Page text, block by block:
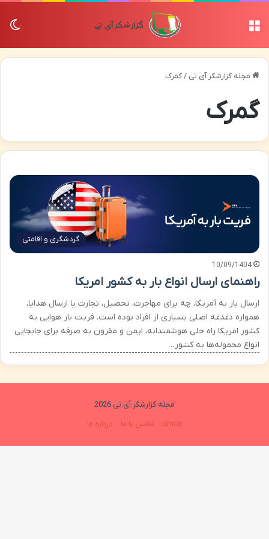
مجله گزارشگر آی تی /گمرک
گمرک
گردشگری و اقامتی
10/09/1404
راهنمای ارسال انواع بار به کشور امریکا
ارسال بار به آمریکا، چه برای مهاجرت، تحصیل، تجارت یا ارسال هدایا،
همواره دغدغه اصلی بسیاری از افراد بوده است. فریت بار هوایی به
کشور امریکا راه حلی هوشمندانه، ایمن و مقرون‌ به‌ صرفه برای جابجایی
انواع محموله‌ها به کشور…
مجله گزارشگر آی تی 2026
dmca
تماس با ما درباره ما